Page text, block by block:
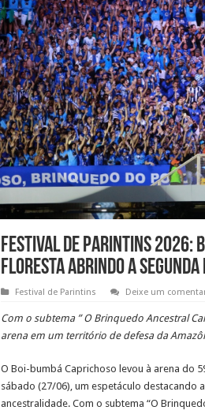
Festival de Parintins 2026:
floresta abrindo a segunda
Festival de Parintins Deixe um
Com o subtema ” O Brinquedo Ancestral
arena em um território de defesa da
O Boi-bumbá Caprichoso levou à arena do
sábado (27/06), um espetáculo destacando
ancestralidade. Com o subtema “O